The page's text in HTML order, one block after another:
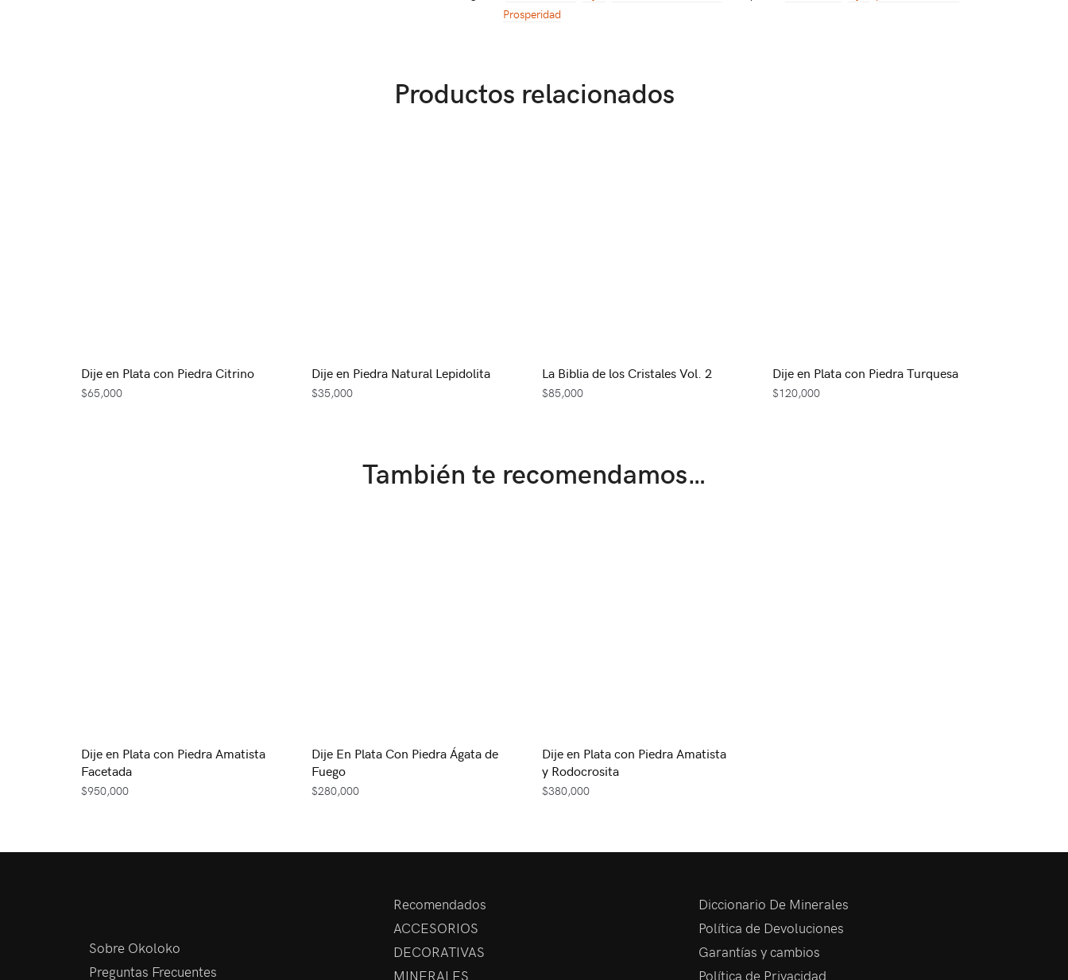
Prosperidad
Productos relacionados
Dije en Plata con Piedra Citrino
$65,000
Dije en Piedra Natural Lepidolita
$35,000
La Biblia de los Cristales Vol. 2
$85,000
Dije en Plata con Piedra Turquesa
$120,000
También te recomendamos…
Dije en Plata con Piedra Amatista
Facetada
$950,000
Dije En Plata Con Piedra Ágata de
Fuego
$280,000
Dije en Plata con Piedra Amatista
y Rodocrosita
$380,000
Sobre Okoloko
Preguntas Frecuentes
Recomendados
ACCESORIOS
DECORATIVAS
MINERALES
Diccionario De Minerales
Política de Devoluciones
Garantías y cambios
Política de Privacidad